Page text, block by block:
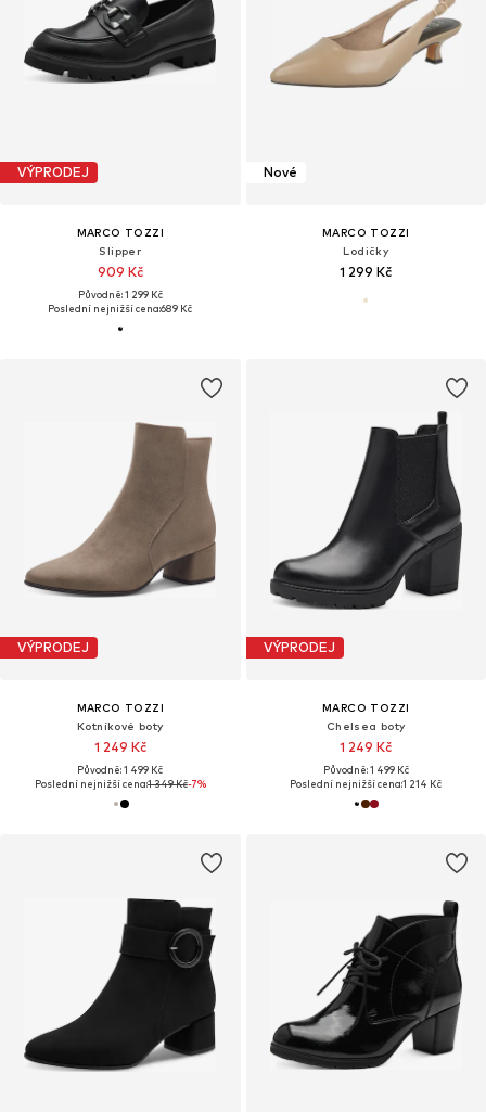
VÝPRODEJ
MARCO TOZZI
Slipper
909 Kč
Původně: 1 299 Kč
Poslední nejnižší cena:689 Kč
Nové
MARCO TOZZI
Lodičky
1 299 Kč
VÝPRODEJ
MARCO TOZZI
Kotníkové boty
1 249 Kč
Původně: 1 499 Kč
Poslední nejnižší cena:1 349 Kč-7%
VÝPRODEJ
MARCO TOZZI
Chelsea boty
1 249 Kč
Původně: 1 499 Kč
Poslední nejnižší cena:1 214 Kč